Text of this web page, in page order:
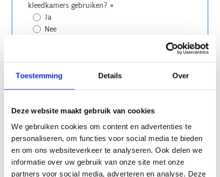
Toestemming Details Over
Deze website maakt gebruik van cookies
We gebruiken cookies om content en advertenties te
personaliseren, om functies voor social media te bieden
en om ons websiteverkeer te analyseren. Ook delen we
informatie over uw gebruik van onze site met onze
partners voor social media, adverteren en analyse. Deze
kleedkamers gebruiken? *
Ja
Nee
Deelnemers
Gebruik enkel cijfers
Leeftijd deelnemers*
Jeugd (-13 jarigen)
Jeugd (13-18 jarigen)